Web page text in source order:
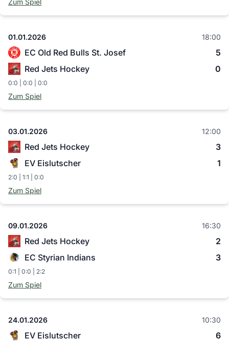
Zum Spiel
01.01.2026 18:00
EC Old Red Bulls St. Josef
5
Red Jets Hockey
0
0:0 | 0:0 | 0:0
Zum Spiel
03.01.2026 12:00
Red Jets Hockey
3
EV Eislutscher
1
2:0 | 1:1 | 0:0
Zum Spiel
09.01.2026 16:30
Red Jets Hockey
2
EC Styrian Indians
3
0:1 | 0:0 | 2:2
Zum Spiel
24.01.2026 10:30
EV Eislutscher
6